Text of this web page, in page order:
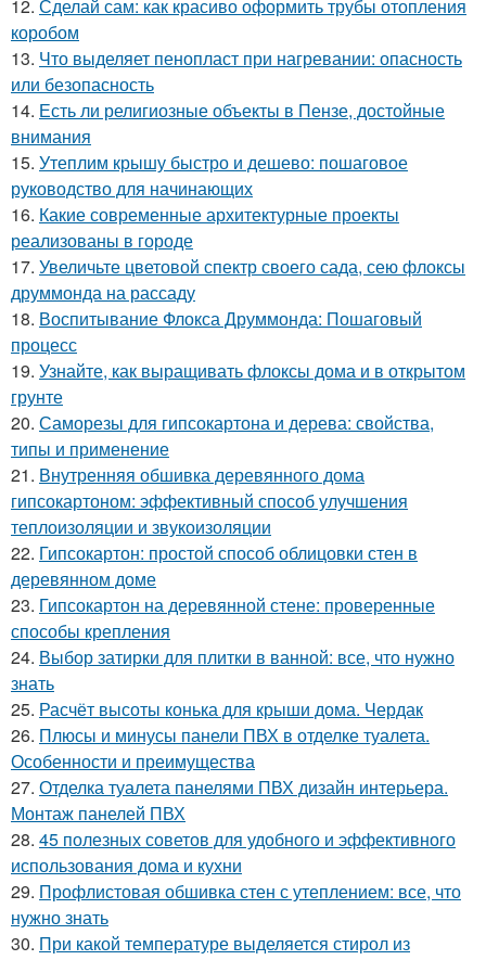
12. Сделай сам: как красиво оформить трубы отопления
коробом
13. Что выделяет пенопласт при нагревании: опасность
или безопасность
14. Есть ли религиозные объекты в Пензе, достойные
внимания
15. Утеплим крышу быстро и дешево: пошаговое
руководство для начинающих
16. Какие современные архитектурные проекты
реализованы в городе
17. Увеличьте цветовой спектр своего сада, сею флоксы
друммонда на рассаду
18. Воспитывание Флокса Друммонда: Пошаговый
процесс
19. Узнайте, как выращивать флоксы дома и в открытом
грунте
20. Саморезы для гипсокартона и дерева: свойства,
типы и применение
21. Внутренняя обшивка деревянного дома
гипсокартоном: эффективный способ улучшения
теплоизоляции и звукоизоляции
22. Гипсокартон: простой способ облицовки стен в
деревянном доме
23. Гипсокартон на деревянной стене: проверенные
способы крепления
24. Выбор затирки для плитки в ванной: все, что нужно
знать
25. Расчёт высоты конька для крыши дома. Чердак
26. Плюсы и минусы панели ПВХ в отделке туалета.
Особенности и преимущества
27. Отделка туалета панелями ПВХ дизайн интерьера.
Монтаж панелей ПВХ
28. 45 полезных советов для удобного и эффективного
использования дома и кухни
29. Профлистовая обшивка стен с утеплением: все, что
нужно знать
30. При какой температуре выделяется стирол из